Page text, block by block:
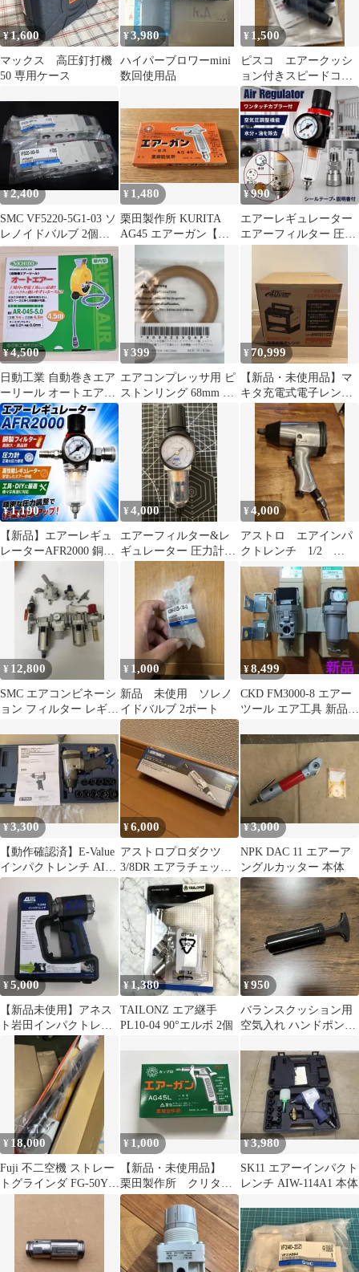
¥1,600
マックス 高圧釘打機
50 専用ケース￼
¥3,980
ハイパーブロワーmini
数回使用品
¥ 1,500
ピスコ エアークッシ
ョン付きスピードコン
トローラー
¥2,400
SMC VF5220-5G1-03 ソ
レノイドバルブ 2個セ
ット
¥ 1,480
栗田製作所 KURITA
AG45 エアーガン【新
¥990
エアーレギュレーター
エアーフィルター 圧力
¥4,500
日動工業 自動巻きエア
ーリール オートエアー
AR-045-5.0
¥399
エアコンプレッサ用 ピ
ストンリング 68mm オ
イルレス交換キット
¥ 70,999
【新品・未使用品】マ
キタ充電式電子レンジ
MW001GZ
¥1,190
【新品】エアーレギュ
レーターAFR2000 銅製
フィルター 圧力計 工具
¥4,000
エアーフィルター&レ
ギュレーター 圧力計付
き (三共コーポレーシ
ョン #383)
¥4,000
アストロ エアインパ
クトレンチ 1/2
12.7mm
¥ 12,800
SMC エアコンビネーシ
ョン フィルター レギュ
¥ 1,000
新品 未使用 ソレノ
イドバルブ 2ポート
¥8,499
CKD FM3000-8 エアー
ツール エア工具 新品
¥3,300
【動作確認済】E-Value
インパクトレンチ AIW-
415G 本体
¥6,000
アストロプロダクツ
3/8DR エアラチェット
AR901
¥3,000
NPK DAC 11 エアーア
ングルカッター 本体
¥5,000
【新品未使用】アネス
ト岩田インパクトレン
チ TL2202
¥ 1,380
TAILONZ エア継手
PL10-04 90°エルボ 2個
¥950
バランスクッション用
空気入れ ハンドポンプ
¥ 18,000
Fuji 不二空機 ストレー
トグラインダ FG-50Y-
¥ 1,000
【新品・未使用品】
栗田製作所 クリタ
AG45 エアーガン エ
アーダスター
¥3,980
SK11 エアーインパクト
レンチ AIW-114A1 本体